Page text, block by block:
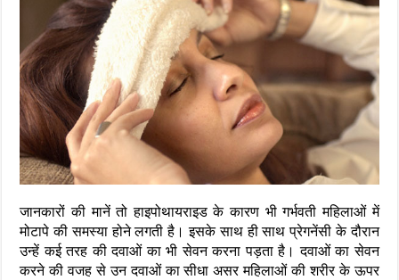
जानकारों की मानें तो हाइपोथायराइड के कारण भी गर्भवती महिलाओं में
मोटापे की समस्या होने लगती है। इसके साथ ही साथ प्रेगनेंसी के दौरान
उन्हें कई तरह की दवाओं का भी सेवन करना पड़ता है। दवाओं का सेवन
करने की वजह से उन दवाओं का सीधा असर महिलाओं की शरीर के ऊपर